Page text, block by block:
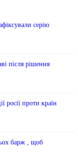
серію
після рішення
росії проти країн
барж , щоб